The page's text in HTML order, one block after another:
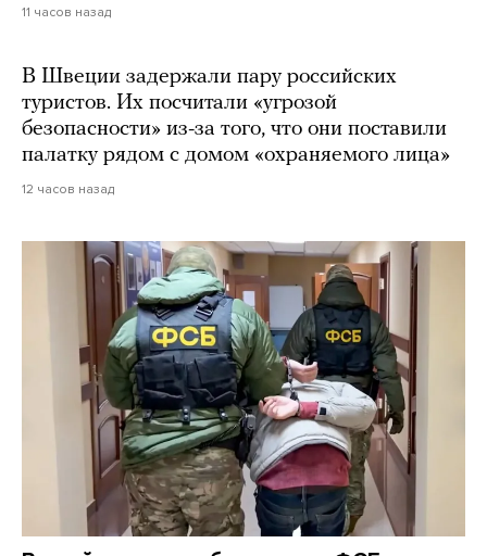
11 часов назад
В Швеции задержали пару российских
туристов. Их посчитали «угрозой
безопасности» из-за того, что они поставили
палатку рядом с домом «охраняемого лица»
12 часов назад